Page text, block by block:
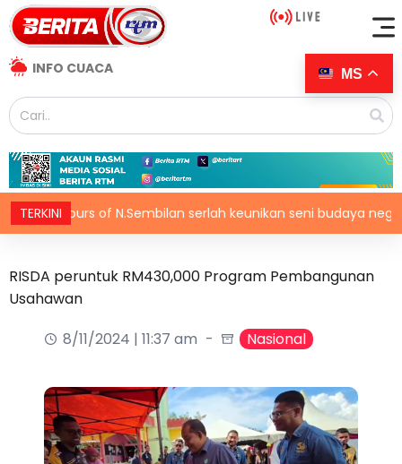
INFO CUACA
TERKINIof N.Sembilan serlah keunikan seni budaya negeri
RISDA peruntuk RM430,000 Program Pembangunan
Usahawan
8/11/2024 | 11:37 am
Nasional
MS